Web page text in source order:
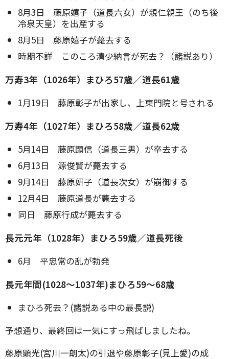
8月3日 藤原嬉子（道長六女）が親仁親王（のち後
冷泉天皇）を出産する
8月5日 藤原嬉子が薨去する
時期不詳 このころ清少納言が死去？（諸説あり）
万寿3年（1026年）まひろ57歳／道長61歳
1月19日 藤原彰子が出家し、上東門院と号される
万寿4年（1027年）まひろ58歳／道長62歳
5月14日 藤原顕信（道長三男）が卒去する
6月13日 源俊賢が薨去する
9月14日 藤原妍子（道長次女）が崩御する
12月4日 藤原道長が薨去する
同日 藤原行成が薨去する
長元元年（1028年）まひろ59歳／道長死後
6月 平忠常の乱が勃発
長元年間(1028～1037年)まひろ59～68歳
まひろ死去？(諸説ある中の最長説)
予想通り、最終回は一気にすっ飛ばしましたね。
藤原顕光(宮川一朗太)の引退や藤原彰子(見上愛)の成